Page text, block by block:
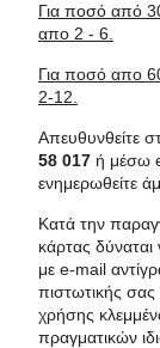
Για ποσό από
απο 2 - 6.
Για ποσό απο
2-12.
Απευθυνθείτε
58 017 ή μέσω
ενημερωθείτε
Κατά την
κάρτας δύναται
με e-mail
πιστωτικής
χρήσης
πραγματικών